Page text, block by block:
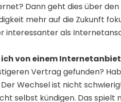
Dann geht dies über
mehr auf die Zukunft
interessanter als
von einem
Vertrag gefunden?
Wechsel ist nicht
selbst kündigen. Das spielt